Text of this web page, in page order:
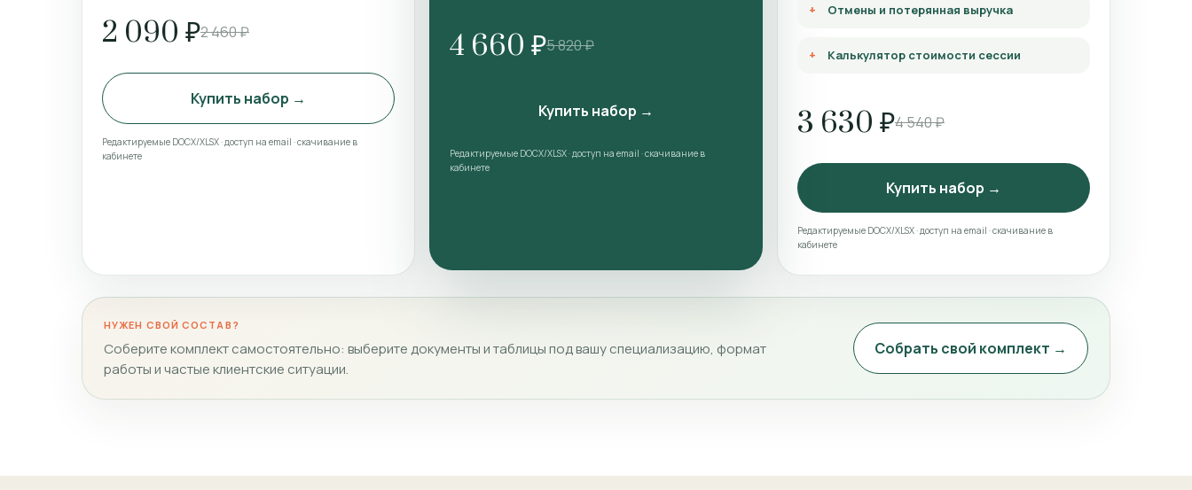
2 090 ₽2 460 ₽
Купить набор →
Редактируемые DOCX/XLSX · доступ на email · скачивание в
кабинете
4 660 ₽5 820 ₽
Купить набор →
Редактируемые DOCX/XLSX · доступ на email · скачивание в
кабинете
Отмены и потерянная выручка
Калькулятор стоимости сессии
3 630 ₽4 540 ₽
Купить набор →
Редактируемые DOCX/XLSX · доступ на email · скачивание в
кабинете
НУЖЕН СВОЙ СОСТАВ?
Соберите комплект самостоятельно: выберите документы и таблицы под вашу специализацию, формат
работы и частые клиентские ситуации.
Собрать свой комплект →